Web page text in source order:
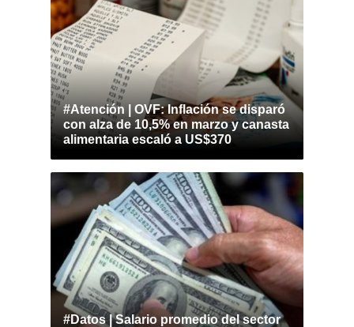
#Atención | OVF: Inflación se disparó
con alza de 10,5% en marzo y canasta
alimentaria escaló a US$370
#Datos | Salario promedio del sector